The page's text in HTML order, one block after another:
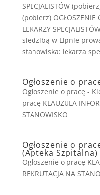
SPECJALISTÓW
(pobierz) OGŁOSZENIE
LEKARZY
siedzibą w Lipnie
stanowiska: lekarza
Ogłoszenie o
Ogłoszenie o pracę -
pracę KLAUZULA
STANOWISKO
Ogłoszenie o
(Apteka Szpitalna)
Ogłoszenie o pracę
REKRUTACJA NA